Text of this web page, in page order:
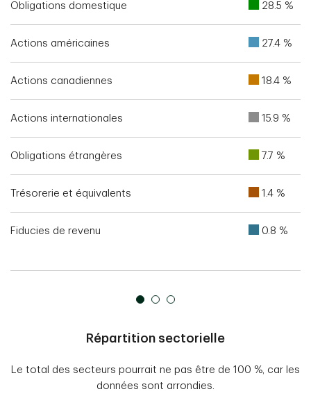
Obligations domestique 28.5 %
Actions américaines 27.4 %
Actions canadiennes 18.4 %
Actions internationales 15.9 %
Obligations étrangères 7.7 %
Trésorerie et équivalents 1.4 %
Fiducies de revenu 0.8 %
Répartition sectorielle
Le total des secteurs pourrait ne pas être de 100 %, car les
données sont arrondies.